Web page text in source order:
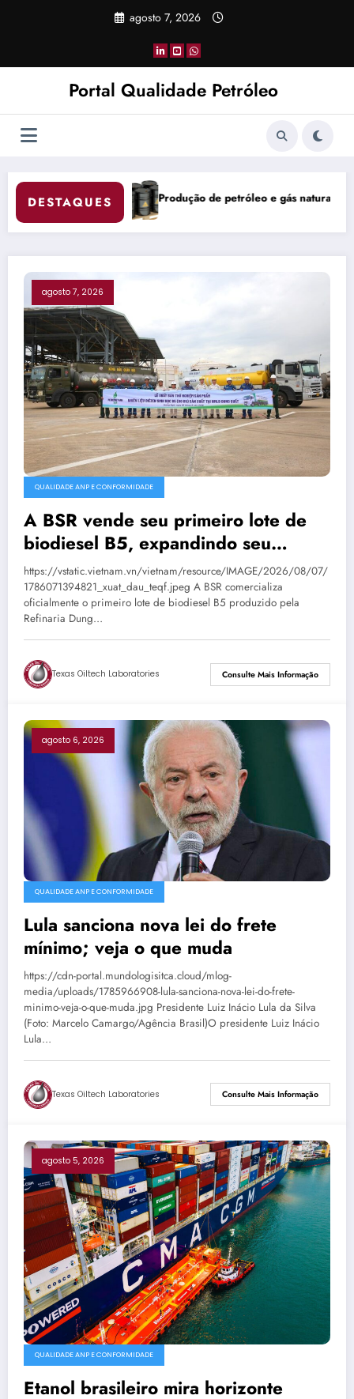
agosto 7, 2026
Portal Qualidade Petróleo
DESTAQUES
e gás natural do Brasil atinge 5,842 milhões de boe/d em junho
China Coke Market
agosto 7, 2026
QUALIDADE ANP E CONFORMIDADE
A BSR vende seu primeiro lote de
biodiesel B5, expandindo seu
mercado de combustíveis ecológicos.
https://vstatic.vietnam.vn/vietnam/resource/IMAGE/2026/08/07/
1786071394821_xuat_dau_teqf.jpeg A BSR comercializa
oficialmente o primeiro lote de biodiesel B5 produzido pela
Refinaria Dung…
Texas Oiltech Laboratories Consulte Mais Informação
agosto 6, 2026
QUALIDADE ANP E CONFORMIDADE
Lula sanciona nova lei do frete
mínimo; veja o que muda
https://cdn-portal.mundologisitca.cloud/mlog-
media/uploads/1785966908-lula-sanciona-nova-lei-do-frete-
minimo-veja-o-que-muda.jpg Presidente Luiz Inácio Lula da Silva
(Foto: Marcelo Camargo/Agência Brasil)O presidente Luiz Inácio
Lula…
Texas Oiltech Laboratories Consulte Mais Informação
agosto 5, 2026
QUALIDADE ANP E CONFORMIDADE
Etanol brasileiro mira horizonte